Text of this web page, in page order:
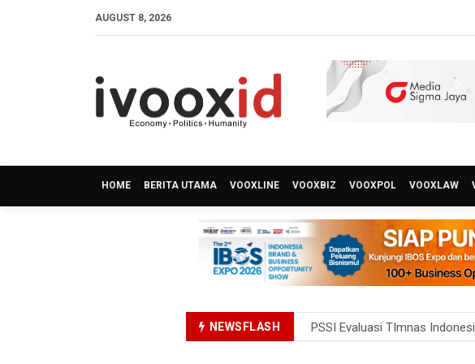
AUGUST 8, 2026
HOME BERITA UTAMA VOOXLINE VOOXBIZ VOOXPOL VOOXLAW
NEWSFLASH
Timnas Indonesia Tersingkir di